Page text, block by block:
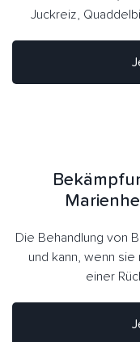
Juckreiz,
Die Behandlung von
und kann, wenn sie
einer